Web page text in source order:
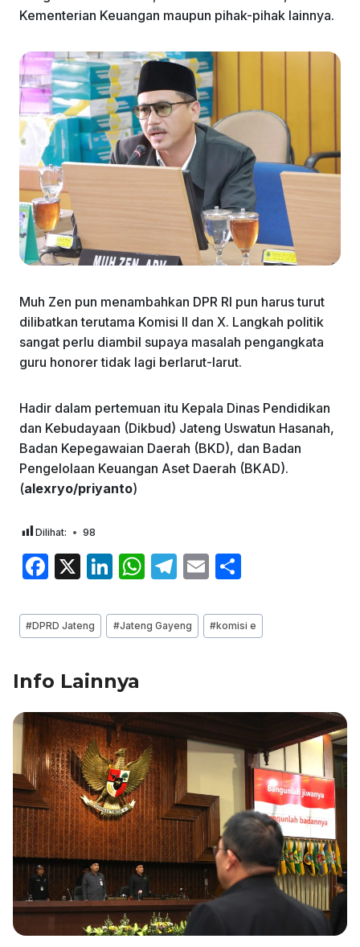
Kementerian Keuangan maupun pihak-pihak lainnya.
Muh Zen pun menambahkan DPR RI pun harus turut
dilibatkan terutama Komisi II dan X. Langkah politik
sangat perlu diambil supaya masalah pengangkata
guru honorer tidak lagi berlarut-larut.
Hadir dalam pertemuan itu Kepala Dinas Pendidikan
dan Kebudayaan (Dikbud) Jateng Uswatun Hasanah,
Badan Kepegawaian Daerah (BKD), dan Badan
Pengelolaan Keuangan Aset Daerah (BKAD).
(alexryo/priyanto)
Dilihat: 98
F
c
e
b
o
o
k
X
Li
k
e
n
W
at
s
p
T
e
gr
E
ai
l
ar
e
Post
Tags:
#DPRD Jateng #Jateng Gayeng #komisi e
Info Lainnya